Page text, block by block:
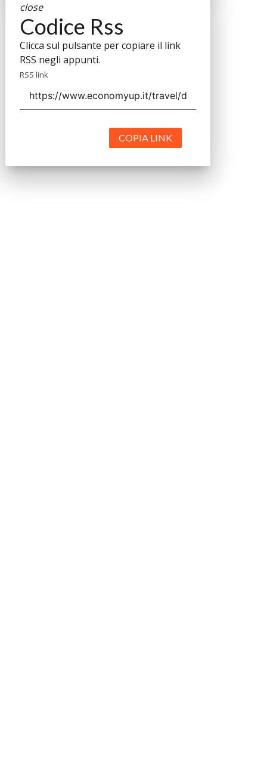
close
Codice Rss
Clicca sul pulsante per copiare il link
RSS negli appunti.
RSS link
COPIA LINK